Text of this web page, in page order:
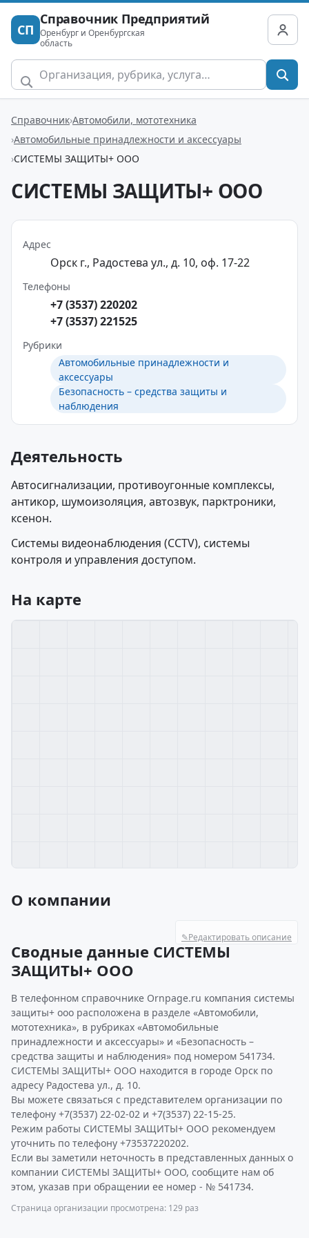
СП
Справочник Предприятий
Оренбург и Оренбургская
область
Справочник Автомобили, мототехника
Автомобильные принадлежности и аксессуары
СИСТЕМЫ ЗАЩИТЫ+ ООО
СИСТЕМЫ ЗАЩИТЫ+ ООО
Адрес
Орск г., Радостева ул., д. 10, оф. 17-22
Телефоны
+7 (3537) 220202
+7 (3537) 221525
Рубрики
Автомобильные принадлежности и
аксессуары
Безопасность – средства защиты и
наблюдения
Деятельность
Автосигнализации, противоугонные комплексы,
антикор, шумоизоляция, автозвук, парктроники,
ксенон.
Системы видеонаблюдения (CCTV), системы
контроля и управления доступом.
На карте
О компании
✎Редактировать описание
Сводные данные СИСТЕМЫ
ЗАЩИТЫ+ ООО
В телефонном справочнике Ornpage.ru компания системы
защиты+ ооо расположена в разделе «Автомобили,
мототехника», в рубриках «Автомобильные
принадлежности и аксессуары» и «Безопасность –
средства защиты и наблюдения» под номером 541734.
СИСТЕМЫ ЗАЩИТЫ+ ООО находится в городе Орск по
адресу Радостева ул., д. 10.
Вы можете связаться с представителем организации по
телефону +7(3537) 22-02-02 и +7(3537) 22-15-25.
Режим работы СИСТЕМЫ ЗАЩИТЫ+ ООО рекомендуем
уточнить по телефону +73537220202.
Если вы заметили неточность в представленных данных о
компании СИСТЕМЫ ЗАЩИТЫ+ ООО, сообщите нам об
этом, указав при обращении ее номер - № 541734.
Страница организации просмотрена: 129 раз